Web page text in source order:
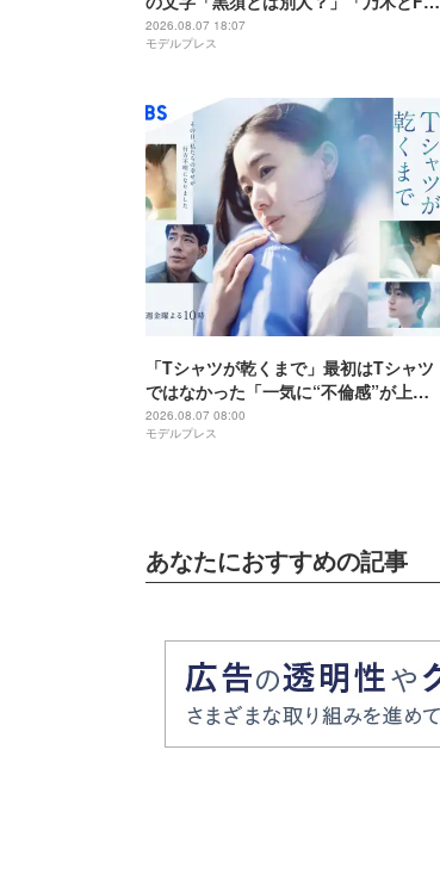
たいな感じかな？」と考察白熱
2026.08.07 18:07
モデルプレス
「Tシャツが乾くまで」最初はTシャツ
ではなかった「一気に“不倫感”が上が
りませんか？」タイトル決定の裏側＆
物語に仕掛けたユニークな視点【脚本
2026.08.07 08:00
モデルプレス
あなたにおすすめの記事